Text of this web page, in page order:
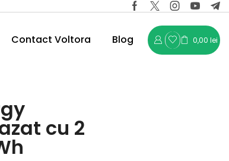
Contact Voltora Blog 0,00 lei
cu 2